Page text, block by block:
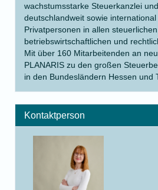
wachstumsstarke Steuerkanzlei
deutschlandweit sowie
Privatpersonen in allen
betriebswirtschaftlichen und
Mit über 160 Mitarbeitenden an
PLANARIS zu den großen
in den Bundesländern Hessen und
Kontaktperson